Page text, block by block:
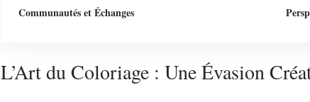
Communautés et Échanges
L’Art du Coloriage : Une Évasion